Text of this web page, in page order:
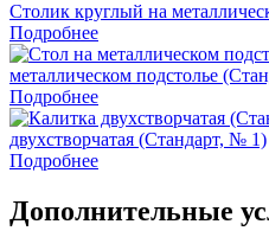
Столик круглый на
Подробнее
металлическом подстолье
Подробнее
двухстворчатая (Стандарт, № 1)
Подробнее
Дополнительные